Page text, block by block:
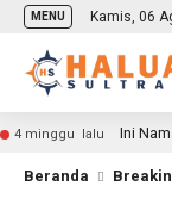
MENU Kamis, 06
4 minggu lalu Ini
Beranda